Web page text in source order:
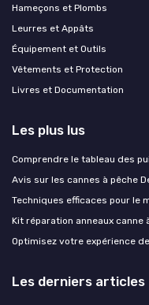
Hameçons et Plombs
Leurres et Appâts
Équipement et Outils
Vêtements et Protection
Livres et Documentation
Les plus lus
Comprendre le tableau des
Avis sur les cannes à pêche
Techniques efficaces pour le
Kit réparation anneaux canne
Optimisez votre expérience
Les derniers articles